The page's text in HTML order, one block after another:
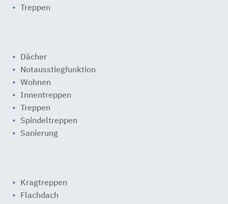
Treppen
Dächer
Notausstiegfunktion
Wohnen
Innentreppen
Treppen
Spindeltreppen
Sanierung
Kragtreppen
Flachdach